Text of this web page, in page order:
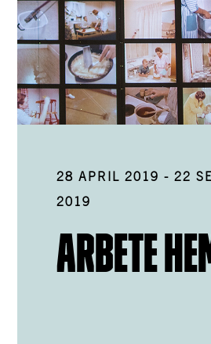
28 APRIL 2019 -22
2019
ARBETE